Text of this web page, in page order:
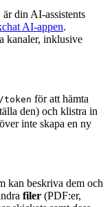
är din AI-assistents
AI-appen.
kanaler, inklusive
/token för att hämta
den) och klistra in
inte skapa en ny
kan beskriva dem och
filer (PDF:er,